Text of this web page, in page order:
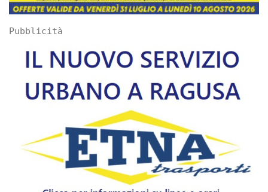
Pubblicità